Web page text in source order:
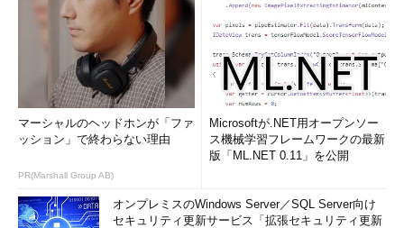
マーシャルのヘッドホンが「ファ
ッション」で終わらない理由
PR(Marshall Group AB)
Microsoftが.NET用オープンソー
ス機械学習フレームワークの最新
版「ML.NET 0.11」を公開
オンプレミスのWindows Server／SQL Server向け
セキュリティ更新サービス「拡張セキュリティ更新